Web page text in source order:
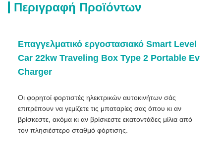
Περιγραφή Προϊόντων
Επαγγελματικό εργοστασιακό Smart Level
Car 22kw Traveling Box Type 2 Portable Ev
Charger
Οι φορητοί φορτιστές ηλεκτρικών αυτοκινήτων σάς
επιτρέπουν να γεμίζετε τις μπαταρίες σας όπου κι αν
βρίσκεστε, ακόμα κι αν βρίσκεστε εκατοντάδες μίλια από
τον πλησιέστερο σταθμό φόρτισης.